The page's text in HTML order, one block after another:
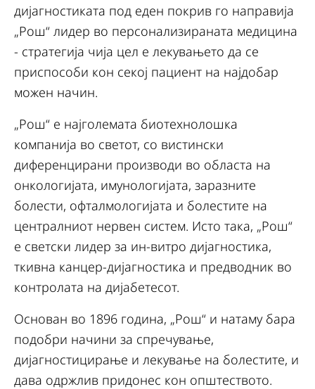
дијагностиката под еден покрив го направија
„Рош“ лидер во персонализираната медицина
- стратегија чија цел е лекувањето да се
приспособи кон секој пациент на најдобар
можен начин.
„Рош“ е најголемата биотехнолошка
компанија во светот, со вистински
диференцирани производи во областа на
онкологијата, имунологијата, заразните
болести, офталмологијата и болестите на
централниот нервен систем. Исто така, „Рош“
е светски лидер за ин-витро дијагностика,
ткивна канцер-дијагностика и предводник во
контролата на дијабетесот.
Основан во 1896 година, „Рош“ и натаму бара
подобри начини за спречување,
дијагностицирање и лекување на болестите, и
дава одржлив придонес кон општеството.